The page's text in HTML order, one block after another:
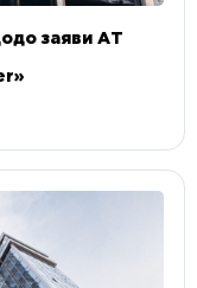
заяви АТ